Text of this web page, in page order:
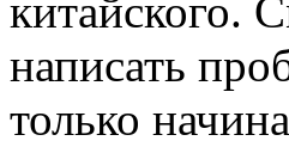
китайского.
написать
только